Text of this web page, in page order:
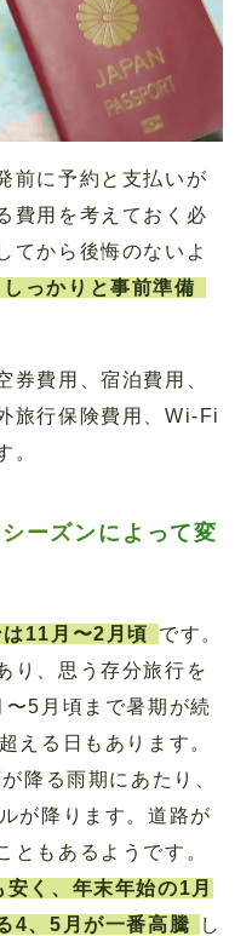
前に予約と支払いが
費用を考えておく必
てから後悔のないよ
っかりと事前準備
券費用、宿泊費用、
旅行保険費用、Wi-Fi
。
ーズンによって変
11月〜2月頃
です。
り、思う存分旅行を
5月頃まで暑期が続
える日もあります。
降る雨期にあたり、
が降ります。道路が
ともあるようです。
く、年末年始の1月
4、5月が一番高騰
し